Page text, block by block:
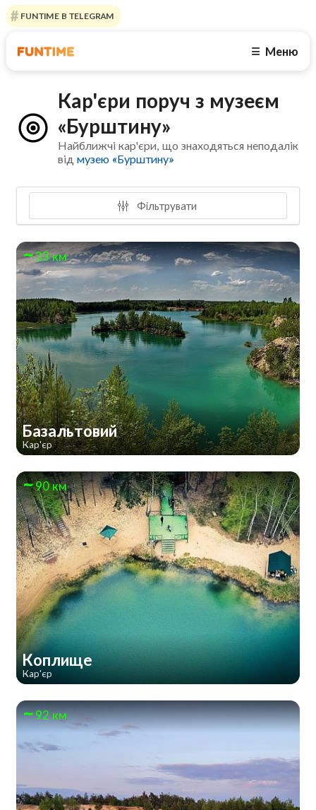
FUNTIME В TELEGRAM
☰ Меню
Кар'єри поруч з музеєм
«Бурштину»
Найближчі кар'єри, що знаходяться неподалік
відмузею «Бурштину»
Фільтрувати
33 км
Базальтовий
Кар'єр
90 км
Коплище
Кар'єр
92 км